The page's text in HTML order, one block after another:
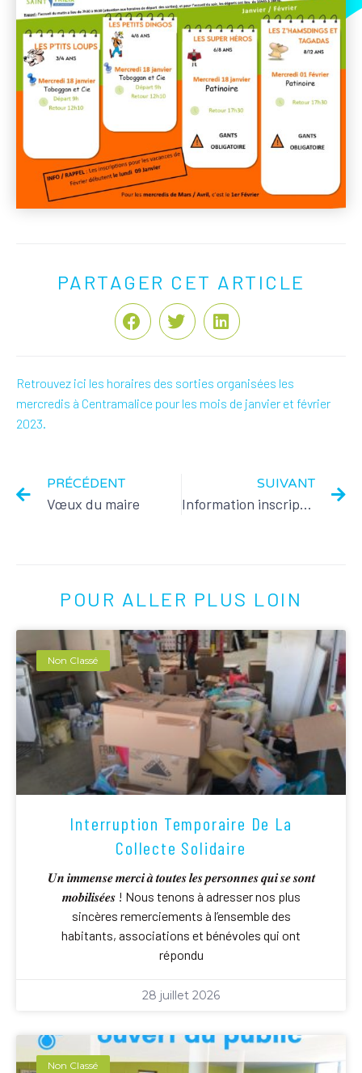
PARTAGER CET ARTICLE
Retrouvez ici les horaires des sorties organisées les
mercredis à Centramalice pour les mois de janvier et février
2023.
PRÉCÉDENT
Vœux du maire
SUIVANT
Information inscriptions scolaires
POUR ALLER PLUS LOIN
Non Classé
Interruption Temporaire De La
Collecte Solidaire
𝑼𝒏 𝒊𝒎𝒎𝒆𝒏𝒔𝒆 𝒎𝒆𝒓𝒄𝒊 𝒂̀ 𝒕𝒐𝒖𝒕𝒆𝒔 𝒍𝒆𝒔 𝒑𝒆𝒓𝒔𝒐𝒏𝒏𝒆𝒔 𝒒𝒖𝒊 𝒔𝒆 𝒔𝒐𝒏𝒕
𝒎𝒐𝒃𝒊𝒍𝒊𝒔𝒆́𝒆𝒔 ! Nous tenons à adresser nos plus
sincères remerciements à l’ensemble des
habitants, associations et bénévoles qui ont
répondu
28 juillet 2026
Non Classé